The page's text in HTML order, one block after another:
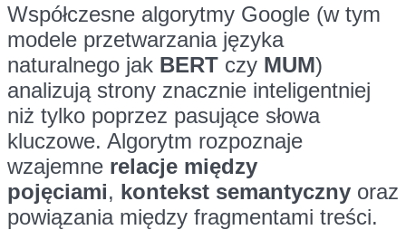
Współczesne algorytmy Google (w tym
modele przetwarzania języka
naturalnego jak BERT czy MUM)
analizują strony znacznie inteligentniej
niż tylko poprzez pasujące słowa
kluczowe. Algorytm rozpoznaje
wzajemne relacje między
pojęciami, kontekst semantyczny oraz
powiązania między fragmentami treści.